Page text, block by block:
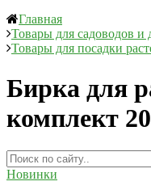
Главная
Товары для садоводов и
Товары для посадки
Бирка для
комплект
Новинки